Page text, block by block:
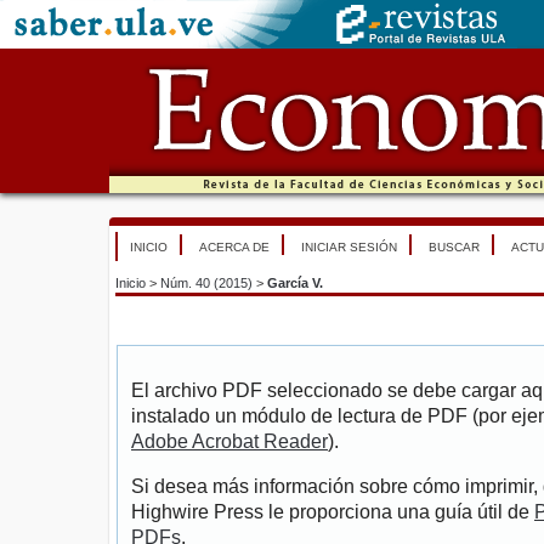
INICIO ACERCA DE INICIAR SESIÓN BUSCAR
Inicio > Núm. 40 (2015) > García V.
El archivo PDF seleccionado se debe cargar
instalado un módulo de lectura de PDF (por
Adobe Acrobat Reader).
Si desea más información sobre cómo
Highwire Press le proporciona una guía útil de
PDFs.